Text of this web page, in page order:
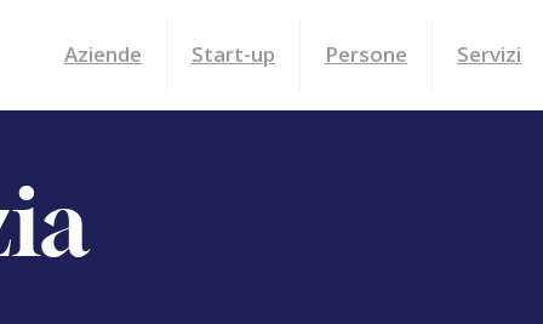
Aziende Start-up Persone Servizi